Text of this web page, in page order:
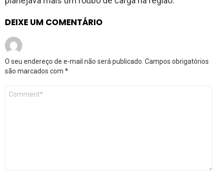
DEIXE UM COMENTÁRIO
O seu endereço de e-mail não será publicado. Campos obrigatórios
são marcados com *
Comentário